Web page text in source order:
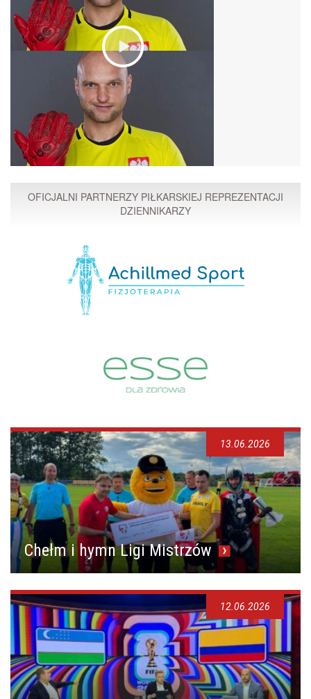
OFICJALNI PARTNERZY PIŁKARSKIEJ REPREZENTACJI
DZIENNIKARZY
Chełm i hymn Ligi Mistrzów
13.06.2026
12.06.2026